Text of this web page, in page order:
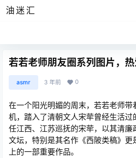
油迷汇
若若老师朋友圈系列图片，
asmr 3 年前 0
在一个阳光明媚的周末，若若老师带
机，踏入了清朝文人宋荦曾经生活过
任江西、江苏巡抚的宋荦，以其清廉
文坛，特别是其名作《西陂类稿》更
上的一部重要作品。